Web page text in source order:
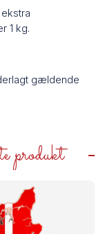
1 kg.
gældende
produkt